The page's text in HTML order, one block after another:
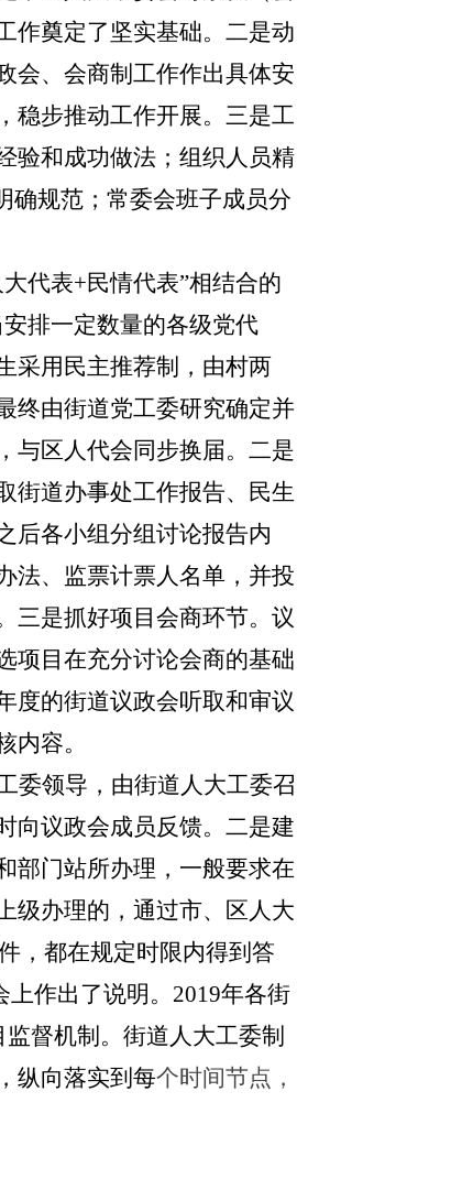
作奠定了坚实基础。二是动
会、会商制工作作出具体安
稳步推动工作开展。三是工
验和成功做法；组织人员精
确规范；常委会班子成员分
大代表+民情代表”相结合的
排一定数量的各级党代
采用民主推荐制，由村两
终由街道党工委研究确定并
与区人代会同步换届。二是
街道办事处工作报告、民生
后各小组分组讨论报告内
法、监票计票人名单，并投
三是抓好项目会商环节。议
项目在充分讨论会商的基础
度的街道议政会听取和审议
内容。
委领导，由街道人大工委召
向议政会成员反馈。二是建
部门站所办理，一般要求在
级办理的，通过市、区人大
，都在规定时限内得到答
作出了说明。2019年各街
督机制。街道人大工委制
纵向落实到每个时间节点，